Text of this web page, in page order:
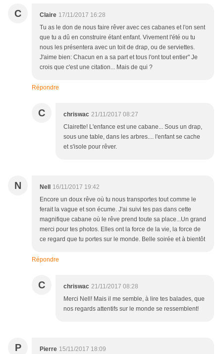
C Claire 17/11/2017 16:28
Tu as le don de nous faire rêver avec ces cabanes et l'on sent
que tu a dû en construire étant enfant. Vivement l'été ou tu
nous les présentera avec un toit de drap, ou de serviettes.
J'aime bien: Chacun en a sa part et tous l'ont tout entier" Je
crois que c'est une citation... Mais de qui ?
Répondre
C chriswac 21/11/2017 08:27
Clairette! L'enfance est une cabane... Sous un drap,
sous une table, dans les arbres.... l'enfant se cache
et s'isole pour rêver.
N Nell
16/11/2017 19:42
Encore un doux rêve où tu nous transportes tout comme le
ferait la vague et son écume. J'ai suivi tes pas dans cette
magnifique cabane où le rêve prend toute sa place...Un grand
merci pour tes photos. Elles ont la force de la vie, la force de
ce regard que tu portes sur le monde. Belle soirée et à bientôt
Répondre
C chriswac 21/11/2017 08:28
Merci Nell! Mais il me semble, à lire tes balades, que
nos regards attentifs sur le monde se ressemblent!
P Pierre 15/11/2017 18:09